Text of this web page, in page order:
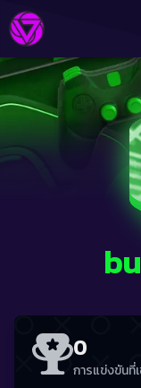
0
การแข่งขันที่